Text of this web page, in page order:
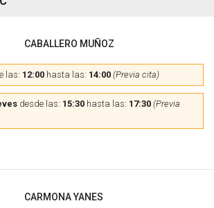
CABALLERO MUÑOZ
las: 12:00 hasta las: 14:00 (Previa cita)
desde las: 15:30 hasta las: 17:30 (Previa
CARMONA YANES